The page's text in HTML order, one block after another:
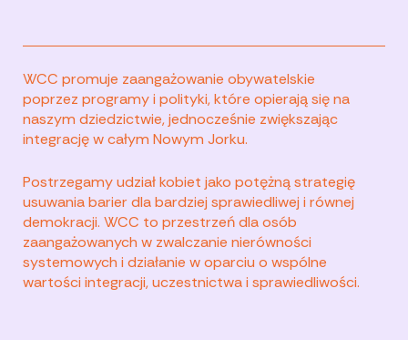
WCC promuje zaangażowanie obywatelskie
poprzez programy i polityki, które opierają się na
naszym dziedzictwie, jednocześnie zwiększając
integrację w całym Nowym Jorku.
Postrzegamy udział kobiet jako potężną strategię
usuwania barier dla bardziej sprawiedliwej i równej
demokracji. WCC to przestrzeń dla osób
zaangażowanych w zwalczanie nierówności
systemowych i działanie w oparciu o wspólne
wartości integracji, uczestnictwa i sprawiedliwości.